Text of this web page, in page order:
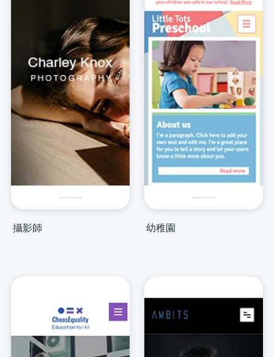
攝影師 幼稚園